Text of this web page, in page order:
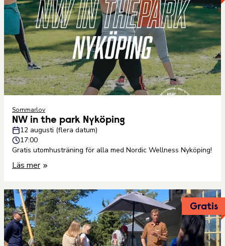
Sommarlov
NW in the park Nyköping
12 augusti (flera datum)
17:00
Gratis utomhusträning för alla med Nordic Wellness Nyköping!
Läs mer
Gratis